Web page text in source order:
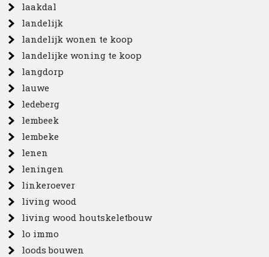
laakdal
landelijk
landelijk wonen te koop
landelijke woning te koop
langdorp
lauwe
ledeberg
lembeek
lembeke
lenen
leningen
linkeroever
living wood
living wood houtskeletbouw
lo immo
loods bouwen